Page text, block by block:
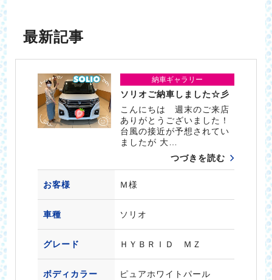
最新記事
納車ギャラリー
ソリオご納車しました☆彡
こんにちは 週末のご来店
ありがとうございました！
台風の接近が予想されてい
ましたが 大…
つづきを読む
お客様 Ｍ様
車種 ソリオ
グレード ＨＹＢＲＩＤ ＭＺ
ボディカラー ピュアホワイトパール